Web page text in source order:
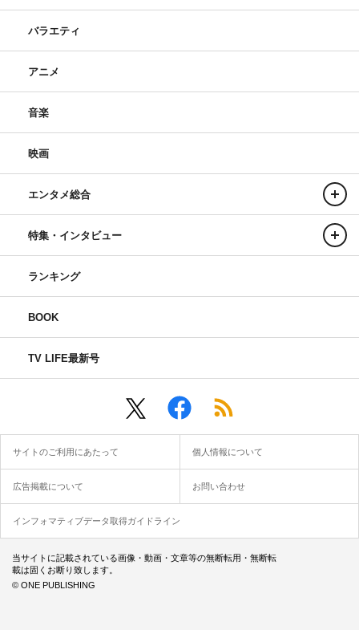
バラエティ
アニメ
音楽
映画
エンタメ総合
特集・インタビュー
ランキング
BOOK
TV LIFE最新号
サイトのご利用にあたって 個人情報について
広告掲載について お問い合わせ
インフォマティブデータ取得ガイドライン
当サイトに記載されている画像・動画・文章等の無断転用・無断転
載は固くお断り致します。
© ONE PUBLISHING